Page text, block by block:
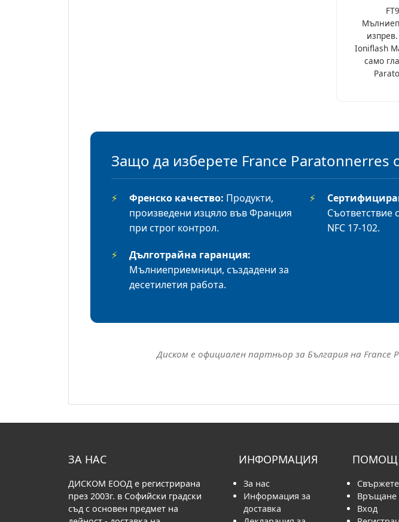
Ioniflash
само
Защо да изберете France Paratonnerres
⚡ Френско качество: Продукти,
произведени изцяло във Франция
при строг контрол.
⚡
Съответствие
NFC 17-102.
⚡
Дълготрайна гаранция:
Мълниеприемници, създадени за
десетилетия работа.
Диском е официален партньор за България на
ЗА НАС
ДИСКОМ ЕООД е регистрирана
през 2003г. в Софийски градски
съд с основен предмет на
ИНФОРМАЦИЯ
За нас
Информация за
доставка
ПОМОЩ
Връщане
Вход